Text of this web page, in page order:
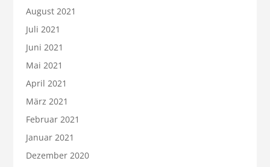
August 2021
Juli 2021
Juni 2021
Mai 2021
April 2021
März 2021
Februar 2021
Januar 2021
Dezember 2020